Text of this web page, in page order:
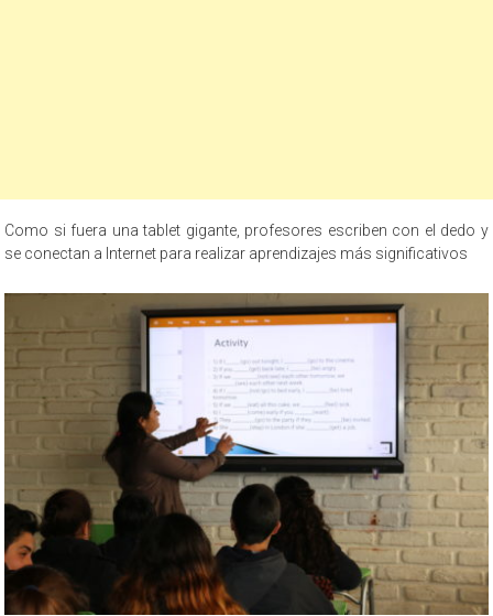
Como si fuera una tablet gigante, profesores escriben con el dedo y
se conectan a Internet para realizar aprendizajes más significativos